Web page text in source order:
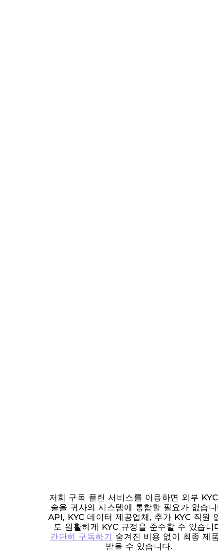
저희 구독 플랜 서비스를 이용하면 외부
술을 귀사의 시스템에 통합할 필요가 없습
API, KYC 데이터 제공업체, 추가 KYC 직원
도 원활하게 KYC 규정을 준수할 수 있습니
간단히 구독하기 숨겨진 비용 없이 최종 제
받을 수 있습니다.